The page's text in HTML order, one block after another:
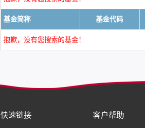
基金简称 基金代码
抱歉，没有您搜索的基金！
快速链接 客户帮助